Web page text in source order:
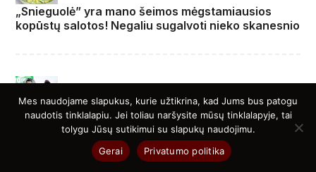
„Snieguolė” yra mano šeimos mėgstamiausios
kopūstų salotos! Negaliu sugalvoti nieko skanesnio
Iš LFF prezidento – perspėjimas „Riterių“ „veikėjui“:
„Patikėk, vaikeli, broleli, baigsis liūdnai“
Mes naudojame slapukus, kurie užtikrina, kad Jums bus patogu
naudotis tinklalapiu. Jei toliau naršysite mūsų tinklalapyje, tai
tolygu Jūsų sutikimui su slapukų naudojimu.
Gerai
Privatumo politika